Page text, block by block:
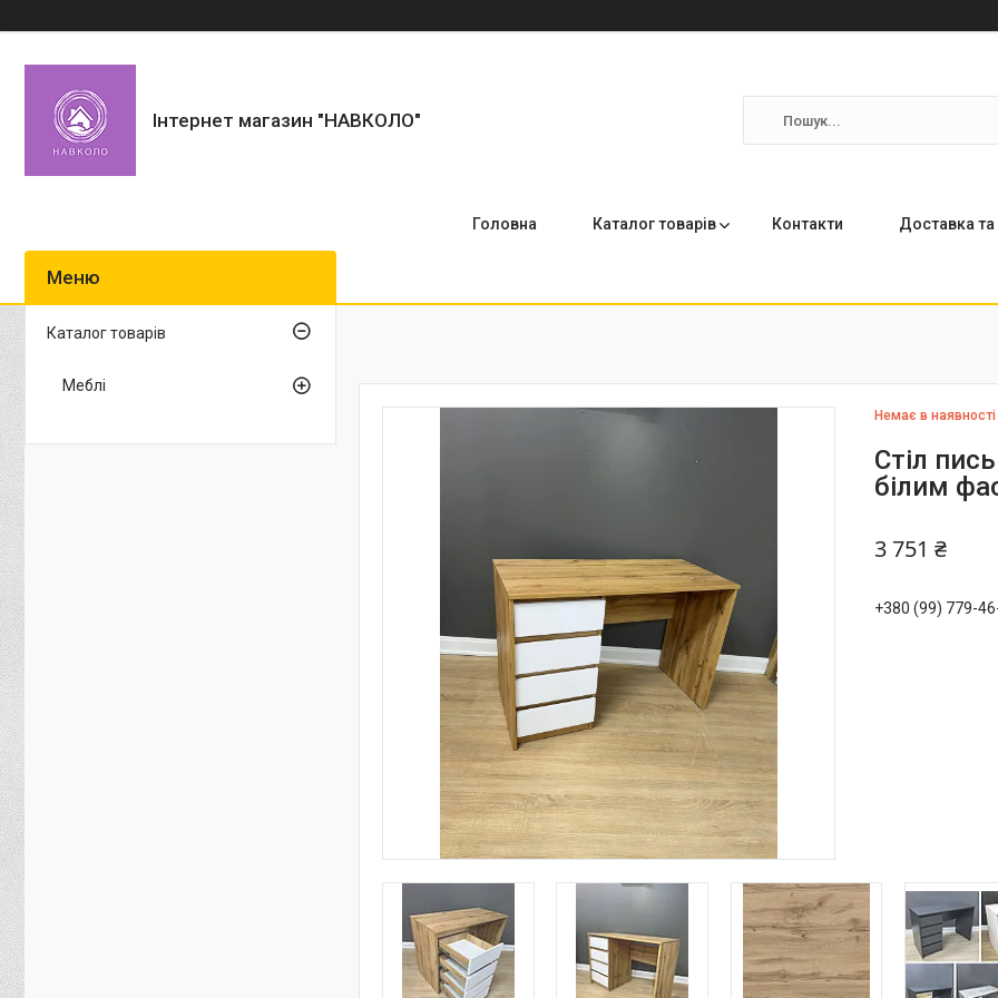
Інтернет магазин "НАВКОЛО"
Головна Каталог товарів Контакти Доставка
Немає в наявності
Стіл
білим
3 751 ₴
+380 (99) 779-
Каталог товарів
Меблі